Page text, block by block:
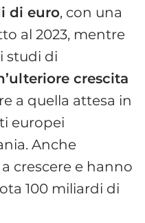
di euro, con una
al 2023, mentre
studi di
crescita
a quella attesa in
europei
Anche
crescere e hanno
100 miliardi di